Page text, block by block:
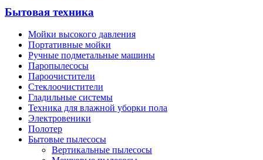
Бытовая техника
Мойки высокого давления
Портативные мойки
Ручные подметальные машины
Паропылесосы
Пароочистители
Стеклоочистители
Гладильные системы
Техника для влажной уборки пола
Электровеники
Полотер
Бытовые пылесосы
Вертикальные пылесосы